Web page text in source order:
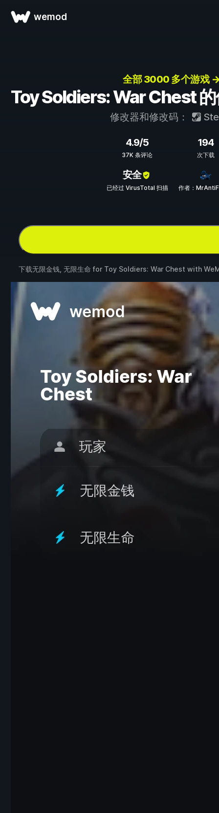
wemod
全部 3000 多个游戏
Toy Soldiers: War Chest
修改器和修改码：
4.9/5
37K 条评论
194
次下载
安全
已经过 VirusTotal 扫描 作者：
下载无限金钱, 无限生命 for Toy Soldiers: War Chest with